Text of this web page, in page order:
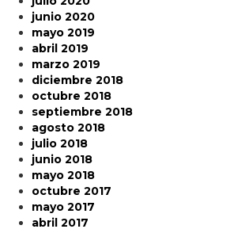
junio 2020
mayo 2019
abril 2019
marzo 2019
diciembre 2018
octubre 2018
septiembre 2018
agosto 2018
julio 2018
junio 2018
mayo 2018
octubre 2017
mayo 2017
abril 2017